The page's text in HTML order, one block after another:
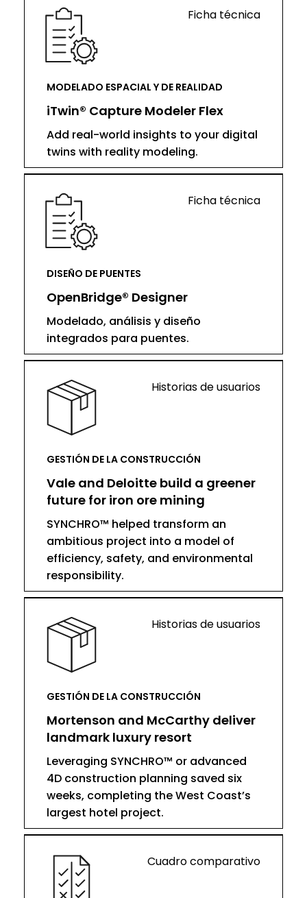
Ficha técnica
MODELADO ESPACIAL Y DE REALIDAD
iTwin® Capture Modeler Flex
Add real-world insights to your digital
twins with reality modeling.
Ficha técnica
DISEÑO DE PUENTES
OpenBridge® Designer
Modelado, análisis y diseño
integrados para puentes.
Historias de usuarios
GESTIÓN DE LA CONSTRUCCIÓN
Vale and Deloitte build a greener
future for iron ore mining
SYNCHRO™ helped transform an
ambitious project into a model of
efficiency, safety, and environmental
responsibility.
Historias de usuarios
GESTIÓN DE LA CONSTRUCCIÓN
Mortenson and McCarthy deliver
landmark luxury resort
Leveraging SYNCHRO™ or advanced
4D construction planning saved six
weeks, completing the West Coast’s
largest hotel project.
Cuadro comparativo